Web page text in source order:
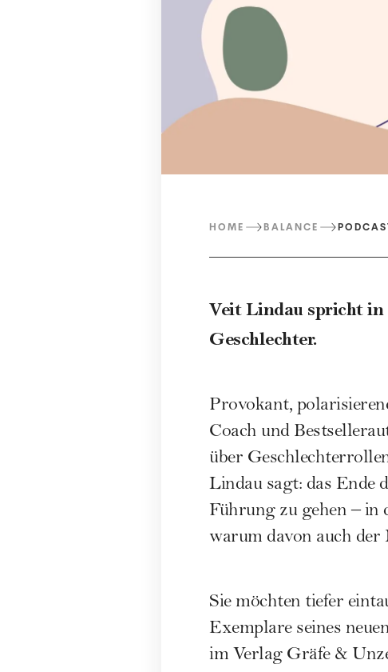
HOME BALANCE
Veit Lindau spricht in
Geschlechter.
Provokant,
Coach und
über
Lindau sagt: das Ende
Führung zu gehen – in
warum davon auch
Sie möchten tiefer
Exemplare seines
im Verlag Gräfe &